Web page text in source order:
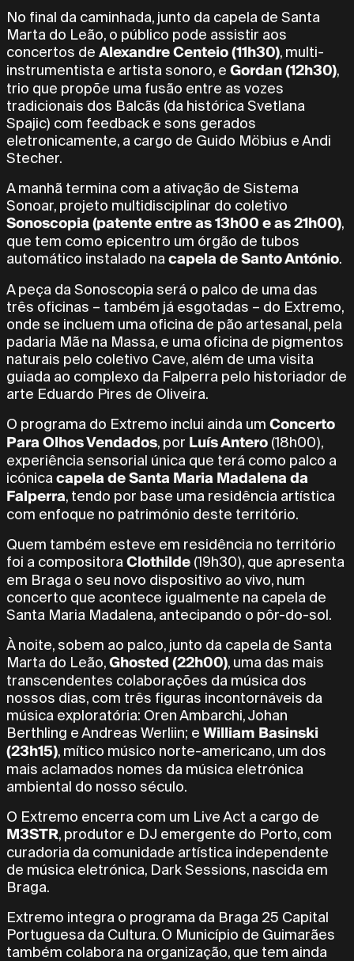
No final da caminhada, junto da capela de Santa
Marta do Leão, o público pode assistir aos
concertos de Alexandre Centeio (11h30), multi-
instrumentista e artista sonoro, e Gordan (12h30),
trio que propõe uma fusão entre as vozes
tradicionais dos Balcãs (da histórica Svetlana
Spajic) com feedback e sons gerados
eletronicamente, a cargo de Guido Möbius e Andi
Stecher.
A manhã termina com a ativação de Sistema
Sonoar, projeto multidisciplinar do coletivo
Sonoscopia (patente entre as 13h00 e as 21h00),
que tem como epicentro um órgão de tubos
automático instalado nacapela de Santo António.
A peça da Sonoscopia será o palco de uma das
três oficinas – também já esgotadas – do Extremo,
onde se incluem uma oficina de pão artesanal, pela
padaria Mãe na Massa, e uma oficina de pigmentos
naturais pelo coletivo Cave, além de uma visita
guiada ao complexo da Falperra pelo historiador de
arte Eduardo Pires de Oliveira.
O programa do Extremo inclui ainda um Concerto
Para Olhos Vendados, por Luís Antero (18h00),
experiência sensorial única que terá como palco a
icónicacapela de Santa Maria Madalena da
Falperra, tendo por base uma residência artística
com enfoque no património deste território.
Quem também esteve em residência no território
foi a compositoraClothilde (19h30), que apresenta
em Braga o seu novo dispositivo ao vivo, num
concerto que acontece igualmente na capela de
Santa Maria Madalena, antecipando o pôr-do-sol.
À noite, sobem ao palco, junto da capela de Santa
Marta do Leão,Ghosted (22h00), uma das mais
transcendentes colaborações da música dos
nossos dias, com três figuras incontornáveis da
música exploratória: Oren Ambarchi, Johan
Berthling e Andreas Werliin; e William Basinski
(23h15), mítico músico norte-americano, um dos
mais aclamados nomes da música eletrónica
ambiental do nosso século.
O Extremo encerra com um Live Act a cargo de
M3STR, produtor e DJ emergente do Porto, com
curadoria da comunidade artística independente
de música eletrónica, Dark Sessions, nascida em
Braga.
Extremo integra o programa da Braga 25 Capital
Portuguesa da Cultura. O Município de Guimarães
também colabora na organização, que tem ainda